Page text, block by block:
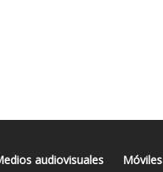
audiovisuales Móviles